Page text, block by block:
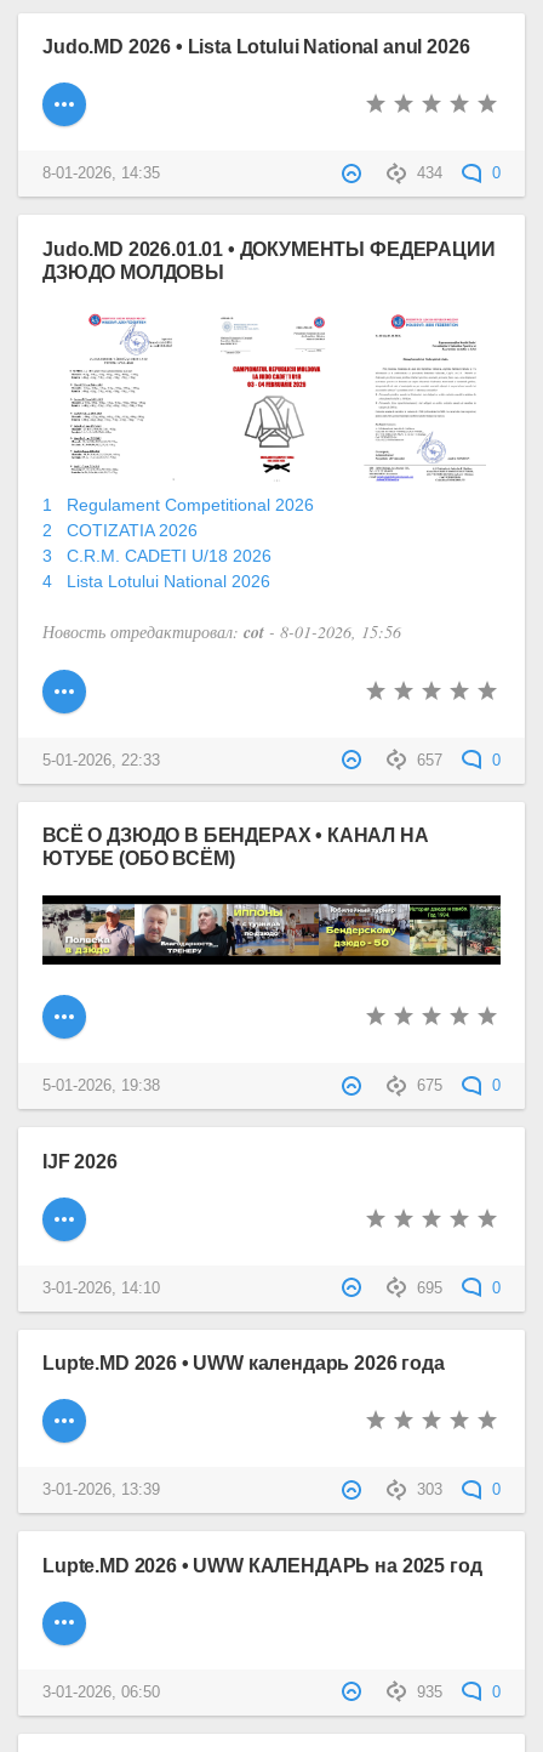
Judo.MD 2026 • Lista Lotului National anul 2026
434 0
8-01-2026, 14:35
Judo.MD 2026.01.01 • ДОКУМЕНТЫ ФЕДЕРАЦИИ
ДЗЮДО МОЛДОВЫ
1 Regulament Competitional 2026
2 COTIZATIA 2026
3 C.R.M. CADETI U/18 2026
4 Lista Lotului National 2026
Новость отредактировал: cot - 8-01-2026, 15:56
657 0
5-01-2026, 22:33
ВСЁ О ДЗЮДО В БЕНДЕРАХ • КАНАЛ НА
ЮТУБЕ (ОБО ВСЁМ)
675 0
5-01-2026, 19:38
IJF 2026
695 0
3-01-2026, 14:10
Lupte.MD 2026 • UWW календарь 2026 года
303 0
3-01-2026, 13:39
Lupte.MD 2026 • UWW КАЛЕНДАРЬ на 2025 год
935 0
3-01-2026, 06:50